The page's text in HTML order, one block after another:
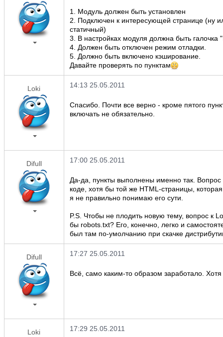
1. Модуль должен быть установлен
2. Подключен к интересующей странице (ну
статичный)
3. В настройках модуля должна быть
4. Должен быть отключен режим отладки.
5. Должно быть включено кэширование.
Давайте проверять по пунктам
Loki 14:13 25.05.2011
Спасибо. Почти все верно - кроме пятого
включать не обязательно.
Difull 17:00 25.05.2011
Да-да, пункты выполнены именно так. Вопрос
коде, хотя бы той же HTML-страницы,
я не правильно понимаю его сути.
P.S. Чтобы не плодить новую тему, вопрос к
бы robots.txt? Его, конечно, легко и
был там по-умолчанию при скачке
Difull 17:27 25.05.2011
Всё, само каким-то образом заработало.
Loki 17:29 25.05.2011